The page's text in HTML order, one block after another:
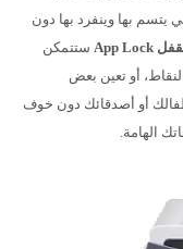
يتسم بها وينفرد بها دون
App Lock ستتمكن
أو تعين بعض
أو أصدقائك دون خوف
الهامة.